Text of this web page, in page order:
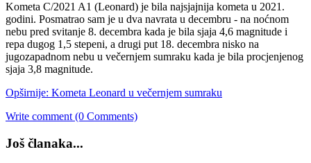
Kometa C/2021 A1 (Leonard) je bila najsjajnija kometa u 2021.
godini. Posmatrao sam je u dva navrata u decembru - na noćnom
nebu pred svitanje 8. decembra kada je bila sjaja 4,6 magnitude i
repa dugog 1,5 stepeni, a drugi put 18. decembra nisko na
jugozapadnom nebu u večernjem sumraku kada je bila procjenjenog
sjaja 3,8 magnitude.
Opširnije: Kometa Leonard u večernjem sumraku
Write comment (0 Comments)
Još članaka...